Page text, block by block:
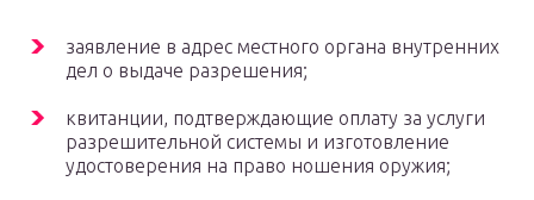
заявление в адрес местного органа внутренних
дел о выдаче разрешения;
квитанции, подтверждающие оплату за услуги
разрешительной системы и изготовление
удостоверения на право ношения оружия;